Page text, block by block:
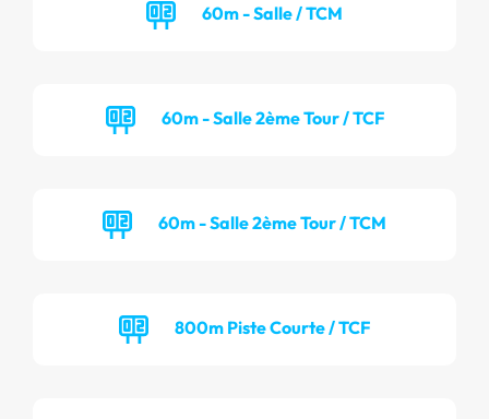
60m - Salle / TCM
60m - Salle 2ème Tour / TCF
60m - Salle 2ème Tour / TCM
800m Piste Courte / TCF